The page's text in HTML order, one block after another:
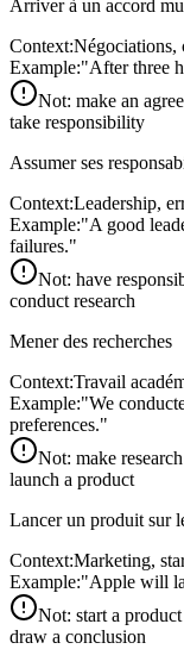
Arriver à un accord
Context:Négociations,
Example:"After three
Not: make an
take responsibility
Assumer ses
Context:Leadership,
Example:"A good
failures."
Not: have
conduct research
Mener des recherches
Context:Travail
Example:"We
preferences."
Not: make research
launch a product
Lancer un produit sur
Context:Marketing,
Example:"Apple will
Not: start a product
draw a conclusion